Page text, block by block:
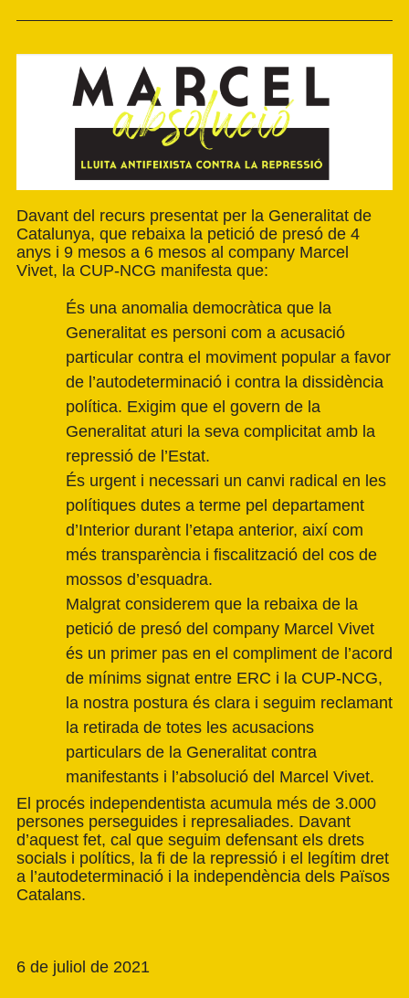
Davant del recurs presentat per la Generalitat de
Catalunya, que rebaixa la petició de presó de 4
anys i 9 mesos a 6 mesos al company Marcel
Vivet, la CUP-NCG manifesta que:
És una anomalia democràtica que la
Generalitat es personi com a acusació
particular contra el moviment popular a favor
de l’autodeterminació i contra la dissidència
política. Exigim que el govern de la
Generalitat aturi la seva complicitat amb la
repressió de l’Estat.
És urgent i necessari un canvi radical en les
polítiques dutes a terme pel departament
d’Interior durant l’etapa anterior, així com
més transparència i fiscalització del cos de
mossos d’esquadra.
Malgrat considerem que la rebaixa de la
petició de presó del company Marcel Vivet
és un primer pas en el compliment de l’acord
de mínims signat entre ERC i la CUP-NCG,
la nostra postura és clara i seguim reclamant
la retirada de totes les acusacions
particulars de la Generalitat contra
manifestants i l’absolució del Marcel Vivet.
El procés independentista acumula més de 3.000
persones perseguides i represaliades. Davant
d’aquest fet, cal que seguim defensant els drets
socials i polítics, la fi de la repressió i el legítim dret
a l’autodeterminació i la independència dels Països
Catalans.
6 de juliol de 2021